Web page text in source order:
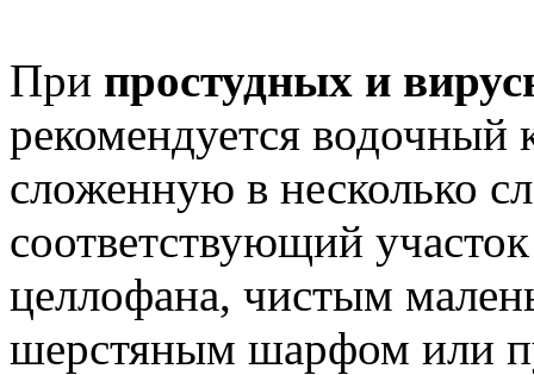
При простудных и
рекомендуется водочный
сложенную в несколько
соответствующий
целлофана, чистым
шерстяным шарфом или